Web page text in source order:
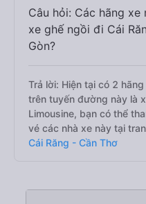
Câu hỏi: Các hãng
xe ghế ngồi đi Cái
Gòn?
Trả lời: Hiện tại có 2
trên tuyến đường này là
Limousine, bạn có thể
vé các nhà xe này tại
Cái Răng - Cần Thơ